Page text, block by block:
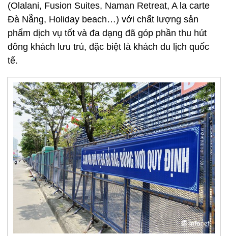
(Olalani, Fusion Suites, Naman Retreat, A la carte
Đà Nẵng, Holiday beach…) với chất lượng sản
phẩm dịch vụ tốt và đa dạng đã góp phần thu hút
đông khách lưu trú, đặc biệt là khách du lịch quốc
tế.